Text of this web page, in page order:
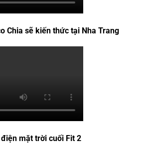
Chia sẽ kiến thức tại Nha Trang
mặt trời cuối Fit 2